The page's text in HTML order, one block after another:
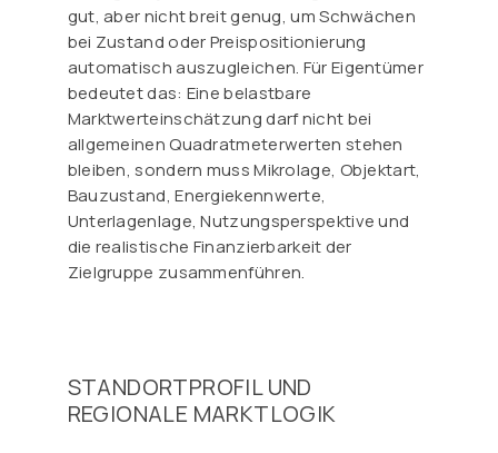
gut, aber nicht breit genug, um Schwächen
bei Zustand oder Preispositionierung
automatisch auszugleichen. Für Eigentümer
bedeutet das: Eine belastbare
Marktwerteinschätzung darf nicht bei
allgemeinen Quadratmeterwerten stehen
bleiben, sondern muss Mikrolage, Objektart,
Bauzustand, Energiekennwerte,
Unterlagenlage, Nutzungsperspektive und
die realistische Finanzierbarkeit der
Zielgruppe zusammenführen.
STANDORTPROFIL UND
REGIONALE MARKTLOGIK